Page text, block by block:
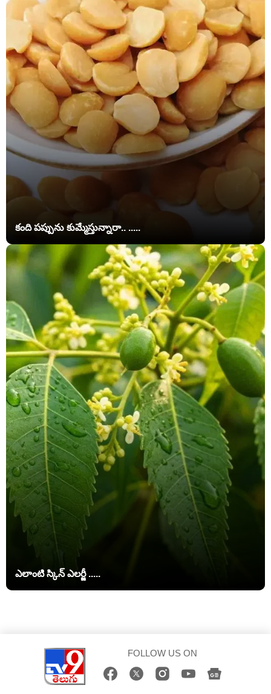
కంది పప్పును కుమ్మేస్తున్నారా.. .....
ఎలాంటి స్కిన్ ఎలర్జీ .....
FOLLOW US ON